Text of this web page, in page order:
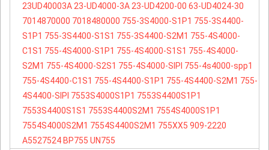
23UD40003A 23-UD4000-3A 23-UD4200-00 63-UD4024-30
7014870000 7018480000 755-3S4000-S1P1 755-3S4400-
S1P1 755-3S4400-S1S1 755-3S4400-S2M1 755-4S4000-
C1S1 755-4S4000-S1P1 755-4S4000-S1S1 755-4S4000-
S2M1 755-4S4000-S2S1 755-4S4000-SIPI 755-4s4000-spp1
755-4S4400-C1S1 755-4S4400-S1P1 755-4S4400-S2M1 755-
4S4400-SIPI 7553S4000S1P1 7553S4400S1P1
7553S4400S1S1 7553S4400S2M1 7554S4000S1P1
7554S4000S2M1 7554S4400S2M1 755XX5 909-2220
A5527524 BP755 UN755